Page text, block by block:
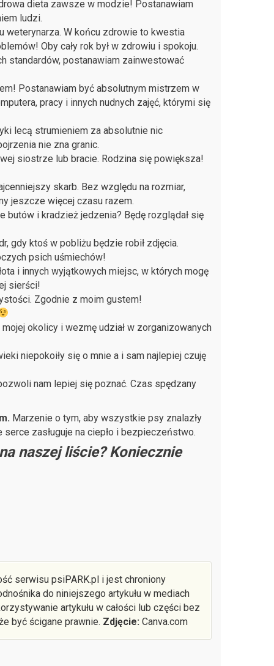
dieta zawsze w modzie! Postanawiam
ludzi.
weterynarza. W końcu zdrowie to kwestia
Oby cały rok był w zdrowiu i spokoju.
standardów, postanawiam zainwestować
Postanawiam być absolutnym mistrzem w
pracy i innych nudnych zajęć, którymi się
lecą strumieniem za absolutnie nic
nie zna granic.
siostrze lub bracie. Rodzina się powiększa!
skarb. Bez względu na rozmiar,
jeszcze więcej czasu razem.
butów i kradzież jedzenia? Będę rozglądał się
gdy ktoś w pobliżu będzie robił zdjęcia.
psich uśmiechów!
i innych wyjątkowych miejsc, w których mogę
sierści!
Zgodnie z moim gustem!
okolicy i wezmę udział w zorganizowanych
niepokoiły się o mnie a i sam najlepiej czuję
nam lepiej się poznać. Czas spędzany
Marzenie o tym, aby wszystkie psy znalazły
zasługuje na ciepło i bezpieczeństwo.
naszej liście? Koniecznie
serwisu psiPARK.pl i jest chroniony
do niniejszego artykułu w mediach
artykułu w całości lub części bez
być ścigane prawnie. Zdjęcie: Canva.com